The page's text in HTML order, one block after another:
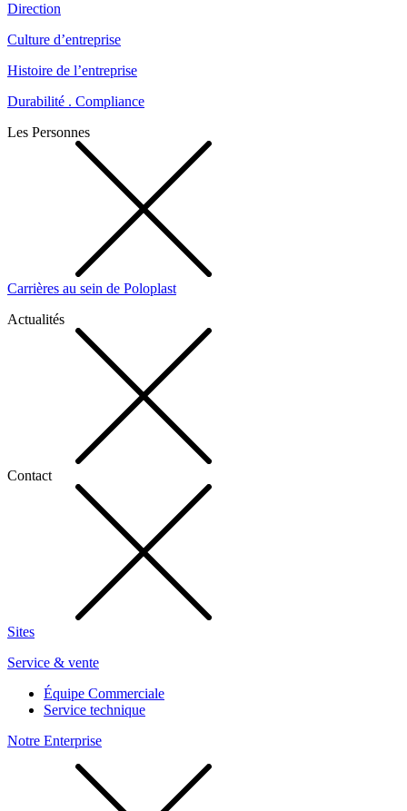
Direction
Culture d’entreprise
Histoire de l’entreprise
Durabilité . Compliance
Les Personnes
Carrières au sein de Poloplast
Actualités
Contact
Sites
Service & vente
Équipe Commerciale
Service technique
Notre Enterprise